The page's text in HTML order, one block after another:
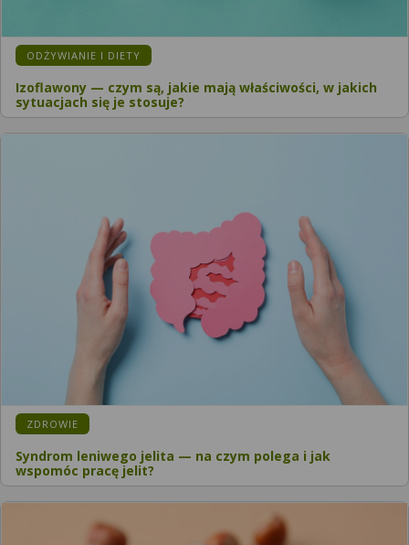
ODŻYWIANIE I DIETY
Izoflawony — czym są, jakie mają właściwości, w jakich
sytuacjach się je stosuje?
ZDROWIE
Syndrom leniwego jelita — na czym polega i jak
wspomóc pracę jelit?